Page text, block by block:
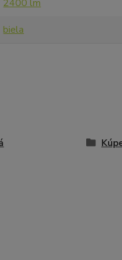
2400 lm
biela